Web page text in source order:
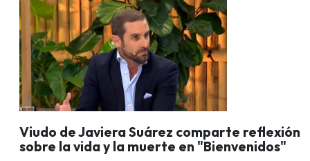
Viudo de Javiera Suárez comparte reflexión
sobre la vida y la muerte en "Bienvenidos"